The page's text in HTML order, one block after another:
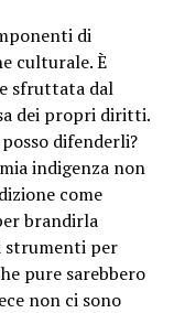
di
culturale. È
sfruttata dal
dei propri diritti.
difenderli?
indigenza non
come
brandirla
strumenti per
pure sarebbero
non ci sono